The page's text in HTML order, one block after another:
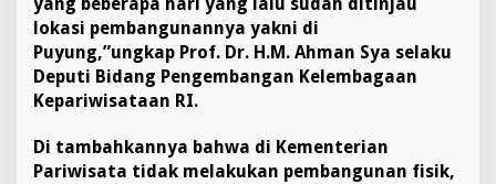
lokasi pembangunannya yakni di
Puyung,”ungkap Prof. Dr. H.M. Ahman Sya selaku
Deputi Bidang Pengembangan Kelembagaan
Kepariwisataan RI.
Di tambahkannya bahwa di Kementerian
Pariwisata tidak melakukan pembangunan fisik,